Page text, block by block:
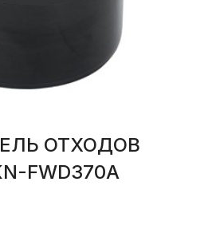
ОТХОДОВ
FWD370A